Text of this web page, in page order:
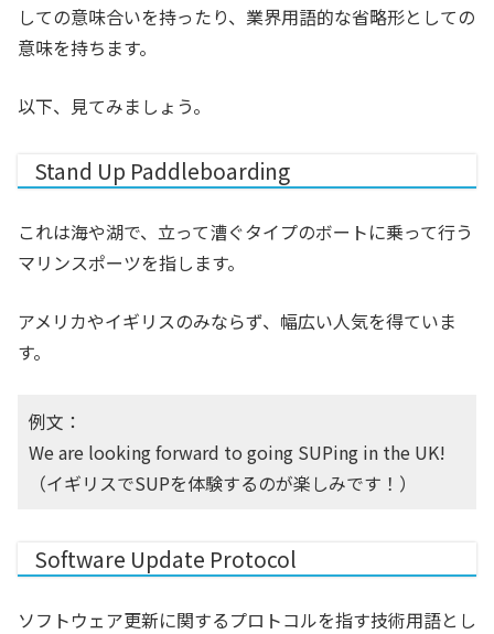
しての意味合いを持ったり、業界用語的な省略形としての
意味を持ちます。
以下、見てみましょう。
Stand Up Paddleboarding
これは海や湖で、立って漕ぐタイプのボートに乗って行う
マリンスポーツを指します。
アメリカやイギリスのみならず、幅広い人気を得ていま
す。
例文：
We are looking forward to going SUPing in the UK!
（イギリスでSUPを体験するのが楽しみです！）
Software Update Protocol
ソフトウェア更新に関するプロトコルを指す技術用語とし